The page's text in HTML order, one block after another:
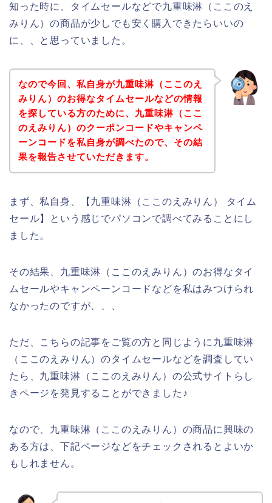
知った時に、タイムセールなどで九重味淋（ここのえ
みりん）の商品が少しでも安く購入できたらいいの
に、、と思っていました。
なので今回、私自身が九重味淋（ここのえ
みりん）のお得なタイムセールなどの情報
を探している方のために、九重味淋（ここ
のえみりん）のクーポンコードやキャンペ
ーンコードを私自身が調べたので、その結
果を報告させていただきます。
まず、私自身、【九重味淋（ここのえみりん） タイム
セール】という感じでパソコンで調べてみることにし
ました。
その結果、九重味淋（ここのえみりん）のお得なタイ
ムセールやキャンペーンコードなどを私はみつけられ
なかったのですが、、、
ただ、こちらの記事をご覧の方と同じように九重味淋
（ここのえみりん）のタイムセールなどを調査してい
たら、九重味淋（ここのえみりん）の公式サイトらし
きページを発見することができました♪
なので、九重味淋（ここのえみりん）の商品に興味の
ある方は、下記ページなどをチェックされるとよいか
もしれません。